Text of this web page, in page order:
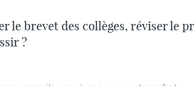
le brevet des collèges, réviser le
?